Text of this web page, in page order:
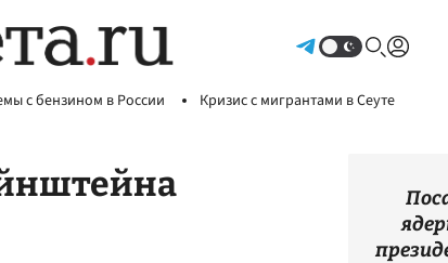
с бензином в России Кризис с мигрантами в Сеуте